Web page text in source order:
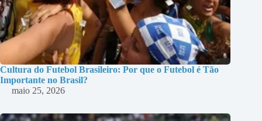
Cultura do Futebol Brasileiro: Por que o Futebol é Tão
Importante no Brasil?
maio 25, 2026